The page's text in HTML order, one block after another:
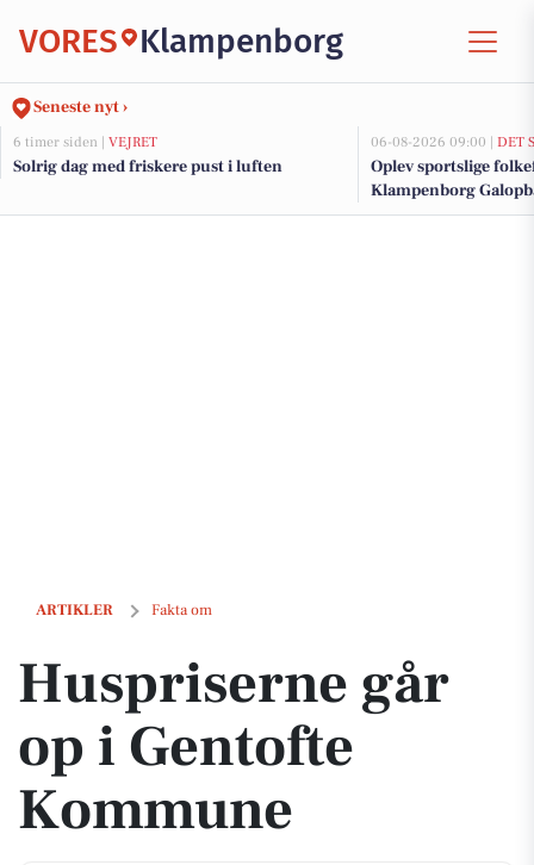
VORES Klampenborg
Seneste nyt ›
6 timer siden | VEJRET
Solrig dag med friskere pust i luften
06-08-2026 09:00 | DET
Oplev sportslige
Klampenborg
ARTIKLER Fakta om
Huspriserne går op i Gentofte Kommune
Huspriserne går
op i Gentofte
Kommune